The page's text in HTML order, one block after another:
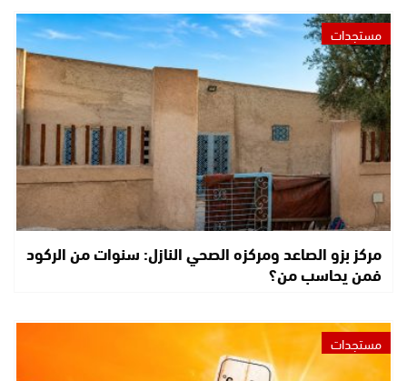
مستجدات
مركز بزو الصاعد ومركزه الصحي النازل: سنوات من الركود
فمن يحاسب من؟
مستجدات